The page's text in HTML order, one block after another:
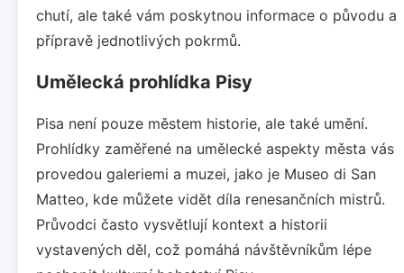
chutí, ale také vám poskytnou informace o původu a
přípravě jednotlivých pokrmů.
Umělecká prohlídka Pisy
Pisa není pouze městem historie, ale také umění.
Prohlídky zaměřené na umělecké aspekty města vás
provedou galeriemi a muzei, jako je Museo di San
Matteo, kde můžete vidět díla renesančních mistrů.
Průvodci často vysvětlují kontext a historii
vystavených děl, což pomáhá návštěvníkům lépe